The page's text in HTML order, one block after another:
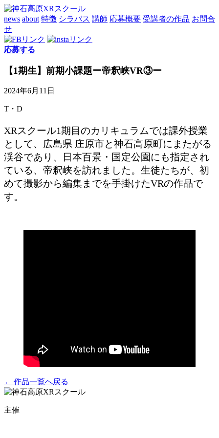
news about 特徴 シラバス 講師 応募概要 受講者の作品 お問合
せ
応募する
【1期生】前期小課題ー帝釈峡VR③ー
2024年6月11日
T・D
XRスクール1期目のカリキュラムでは課外授業
として、広島県 庄原市と神石高原町にまたがる
渓谷であり、日本百景・国定公園にも指定され
ている、帝釈峡を訪れました。生徒たちが、初
めて撮影から編集までを手掛けたVRの作品で
す。
← 作品一覧へ戻る
主催